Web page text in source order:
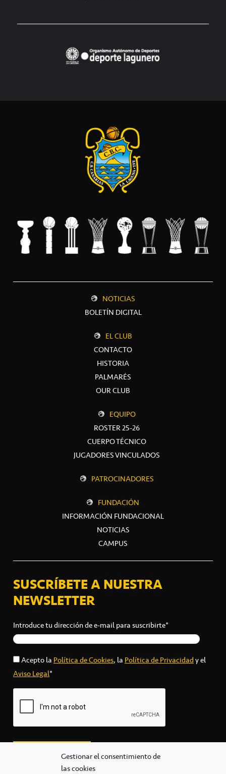
Gestionar el consentimiento de
las cookies
NOTICIAS
BOLETÍN DIGITAL
EL CLUB
CONTACTO
HISTORIA
PALMARÉS
OUR CLUB
EQUIPO
ROSTER 25-26
CUERPO TÉCNICO
JUGADORES VINCULADOS
PATROCINADORES
FUNDACIÓN
INFORMACIÓN FUNDACIONAL
NOTICIAS
CAMPUS
SUSCRÍBETE A NUESTRA
NEWSLETTER
Introduce tu dirección de e-mail para suscribirte*
Acepto laPolítica de Cookies, laPolítica de Privacidady el
Aviso Legal*